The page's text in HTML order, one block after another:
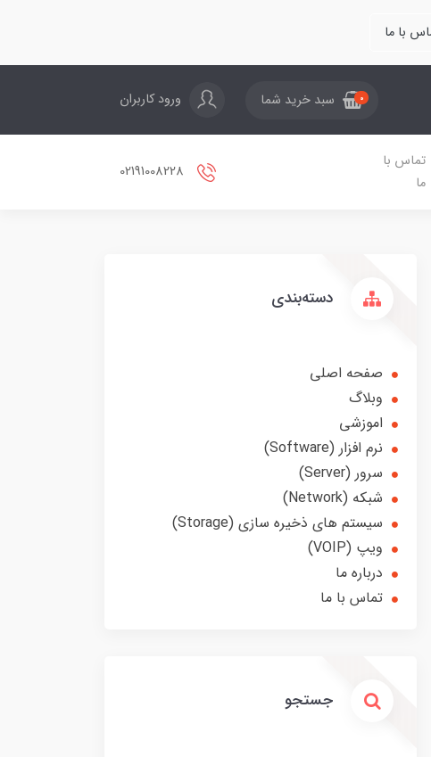
با ما
0 سبد خرید شما ورود کاربران
تماس با
ما
دسته‌بندی
صفحه اصلی
وبلاگ
اموزشی
نرم افزار (Software)
سرور (Server)
شبکه (Network)
سیستم های ذخیره سازی (Storage)
ویپ (VOIP)
درباره ما
تماس با ما
جستجو